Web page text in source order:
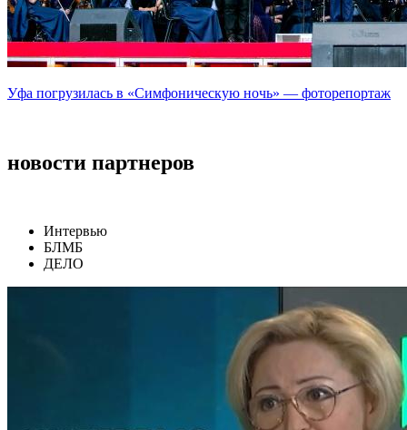
Уфа погрузилась в «Симфоническую ночь» — фоторепортаж
новости партнеров
Интервью
БЛМБ
ДЕЛО